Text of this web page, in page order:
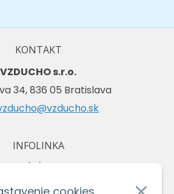
KONTAKT
VZDUCHO s.r.o.
34, 836 05 Bratislava
INFOLINKA
+421/2/4464 0134
+421/903 729 042